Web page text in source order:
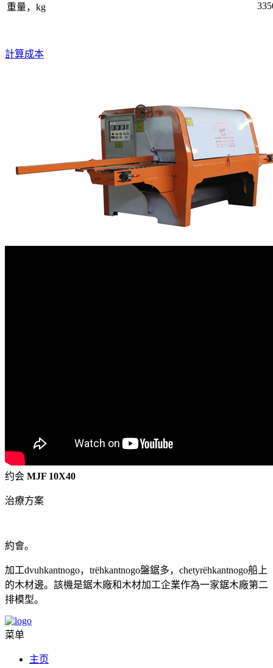
重量，kg
計算成本
约会 MJF 10X40
治療方案
約會。
加工dvuhkantnogo，trёhkantnogo盤鋸多，chetyrёhkantnogo船上
的木材邊。該機是鋸木廠和木材加工企業作為一家鋸木廠第二
排模型。
菜单
主页